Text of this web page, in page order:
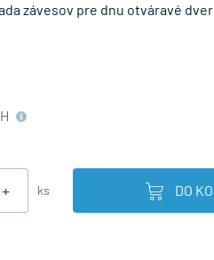
závesov pre dnu otváravé
+ ks DO